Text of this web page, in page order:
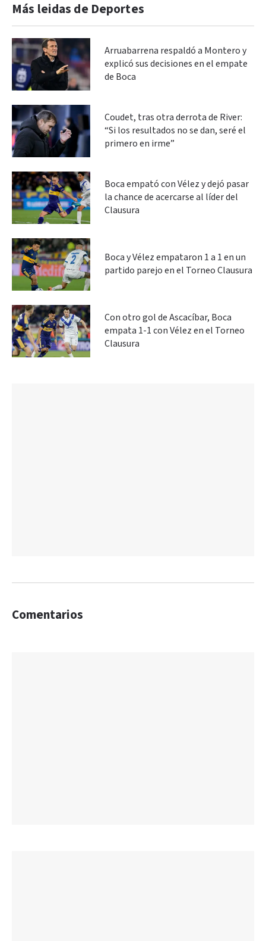
Más leidas de Deportes
Arruabarrena respaldó a Montero y
explicó sus decisiones en el empate
de Boca
Coudet, tras otra derrota de River:
“Si los resultados no se dan, seré el
primero en irme”
Boca empató con Vélez y dejó pasar
la chance de acercarse al líder del
Clausura
Boca y Vélez empataron 1 a 1 en un
partido parejo en el Torneo Clausura
Con otro gol de Ascacíbar, Boca
empata 1-1 con Vélez en el Torneo
Clausura
Comentarios